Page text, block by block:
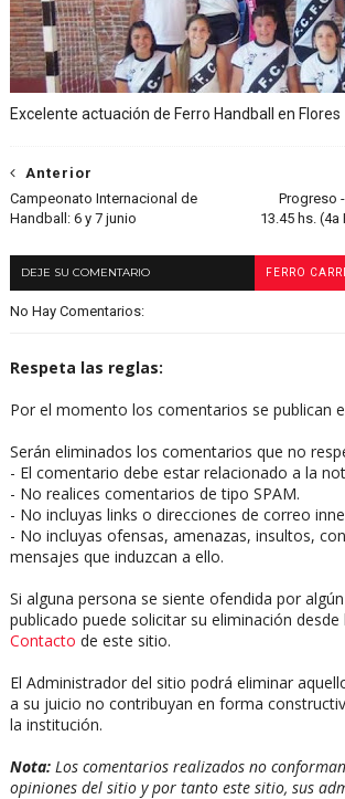
Excelente actuación de Ferro Handball en Flores
Progreso
13.45 hs. (4a
Anterior
Campeonato Internacional de
Handball: 6 y 7 junio
DEJE SU COMENTARIO FERRO
No Hay Comentarios:
Respeta las reglas:
Por el momento los comentarios se publican
Serán eliminados los comentarios que no
- El comentario debe estar relacionado a la
- No realices comentarios de tipo SPAM.
- No incluyas links o direcciones de correo
- No incluyas ofensas, amenazas, insultos,
mensajes que induzcan a ello.
Si alguna persona se siente ofendida por
publicado puede solicitar su eliminación desde
Contacto de este sitio.
El Administrador del sitio podrá eliminar
a su juicio no contribuyan en forma
la institución.
Nota:Los comentarios realizados no
opiniones del sitio y por tanto este sitio, sus